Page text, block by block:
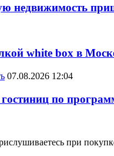
недвижимость
white box в
07.08.2026 12:04
по
при